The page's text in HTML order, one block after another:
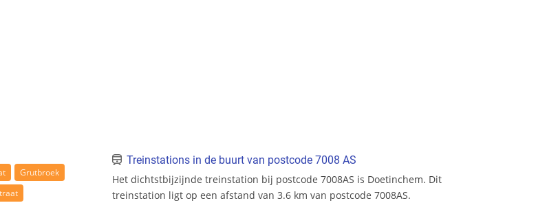
Grutbroek
Treinstations in de buurt van postcode 7008 AS
Het dichtstbijzijnde treinstation bij postcode 7008AS is Doetinchem. Dit
treinstation ligt op een afstand van 3.6 km van postcode 7008AS.